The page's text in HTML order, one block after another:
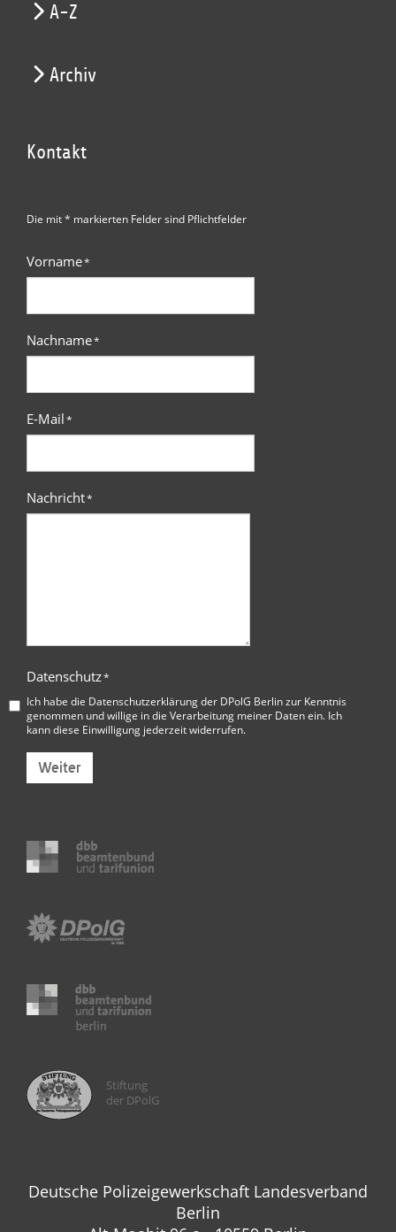
A-Z
Archiv
Kontakt
Die mit * markierten Felder sind Pflichtfelder
Vorname*
Nachname*
E-Mail*
Nachricht*
Datenschutz*
Ich habe die Datenschutzerklärung der DPolG Berlinzur Kenntnis
genommen und willige in die Verarbeitung meiner Daten ein. Ich
kann diese Einwilligung jederzeit widerrufen.
Weiter
Stiftung
der DPolG
Deutsche Polizeigewerkschaft Landesverband
Berlin